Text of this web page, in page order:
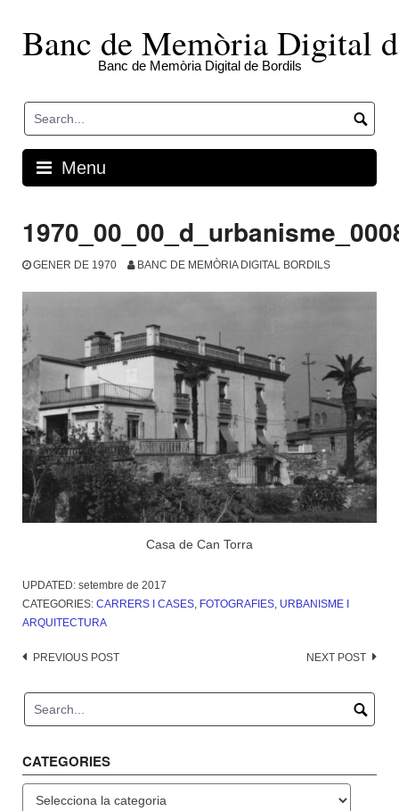
contentBanc de Memòria Digital
Banc de Memòria Digital de Bordils
Menu
GENER DE 1970 BANC DE MEMÒRIA DIGITAL BORDILS
Casa de Can Torra
UPDATED: setembre de 2017
CATEGORIES: CARRERS I CASES, FOTOGRAFIES, URBANISME I
ARQUITECTURA
Post
PREVIOUS POST NEXT POST
CATEGORIES